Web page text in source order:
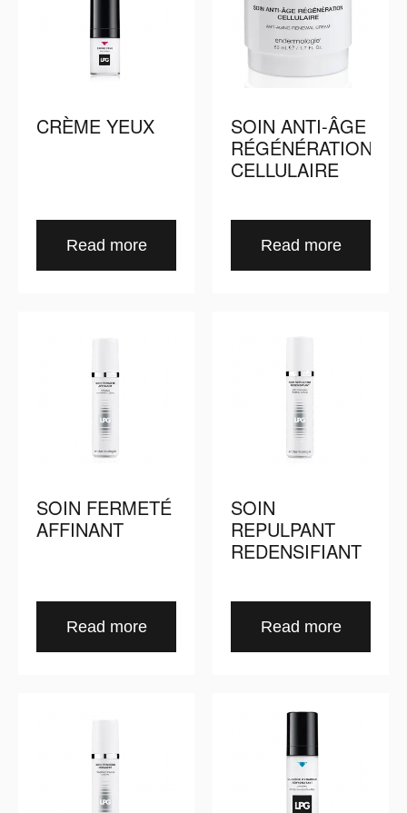
CRÈME YEUX
Read more
SOIN ANTI-ÂGE
RÉGÉNÉRATION
CELLULAIRE
Read more
SOIN FERMETÉ
AFFINANT
Read more
SOIN
REPULPANT
REDENSIFIANT
Read more